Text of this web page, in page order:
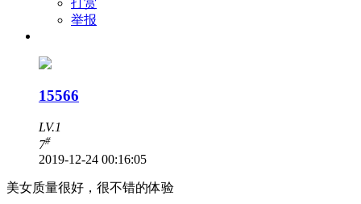
举报
15566
LV.1
7#
2019-12-24 00:16:05
美女质量很好，很不错的体验